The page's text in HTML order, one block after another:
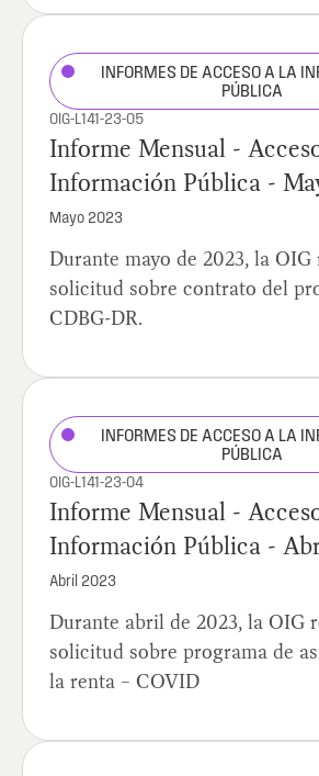
INFORMES DE ACCESO A LA
PÚBLICA
OIG-L141-23-05
Informe Mensual -
Información Pública -
Mayo 2023
Durante mayo de 2023, la OIG
solicitud sobre contrato del
CDBG-DR.
INFORMES DE ACCESO A LA
PÚBLICA
OIG-L141-23-04
Informe Mensual -
Información Pública -
Abril 2023
Durante abril de 2023, la OIG
solicitud sobre programa de
la renta – COVID